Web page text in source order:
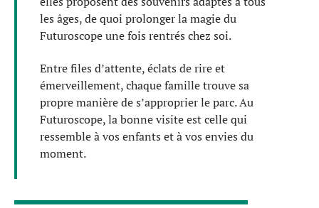
les âges, de quoi prolonger la magie du
Futuroscope une fois rentrés chez soi.
Entre files d’attente, éclats de rire et
émerveillement, chaque famille trouve sa
propre manière de s’approprier le parc. Au
Futuroscope, la bonne visite est celle qui
ressemble à vos enfants et à vos envies du
moment.